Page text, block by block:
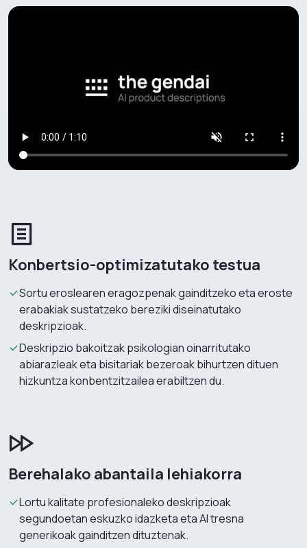
Konbertsio-optimizatutako testua
Sortu eroslearen eragozpenak gainditzeko eta eroste
erabakiak sustatzeko bereziki diseinatutako
deskripzioak.
Deskripzio bakoitzak psikologian oinarritutako
abiarazleak eta bisitariak bezeroak bihurtzen dituen
hizkuntza konbentzitzailea erabiltzen du.
Berehalako abantaila lehiakorra
Lortu kalitate profesionaleko deskripzioak
segundoetan eskuzko idazketa eta AI tresna
generikoak gainditzen dituztenak.